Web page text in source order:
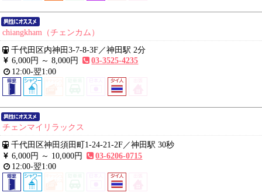
chiangkham（チェンカム）
千代田区内神田3-7-8-3F／神田駅 2分
6,000円 ～8,000円
03-3525-4235
12:00-翌1:00
チェンマイリラックス
千代田区神田須田町1-24-21-2F／神田駅 30秒
6,000円 ～ 10,000円
03-6206-0715
12:00-翌1:00